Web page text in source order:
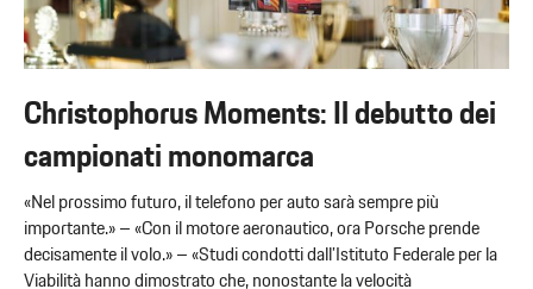
Christophorus Moments: Il debutto dei
campionati monomarca
«Nel prossimo futuro, il telefono per auto sarà sempre più
importante.» – «Con il motore aeronautico, ora Porsche prende
decisamente il volo.» – «Studi condotti dall’Istituto Federale per la
Viabilità hanno dimostrato che, nonostante la velocità